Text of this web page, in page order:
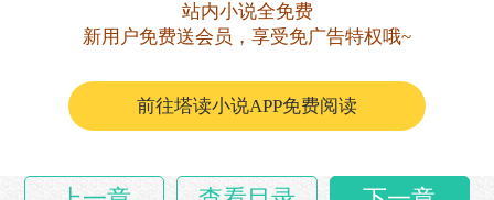
站内小说全免费
新用户免费送会员，享受免广告特权哦~
前往塔读小说APP免费阅读